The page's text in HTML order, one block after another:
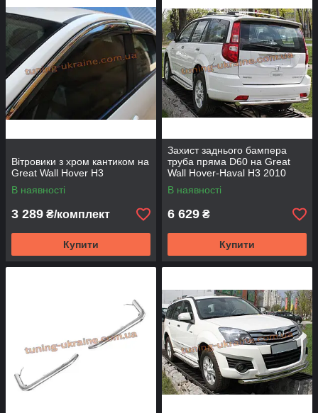
Вітровики з хром кантиком на
Great Wall Hover H3
В наявності
3 289 ₴/комплект
Купити
Захист заднього бампера
труба пряма D60 на Great
Wall Hover-Haval H3 2010
В наявності
6 629 ₴
Купити